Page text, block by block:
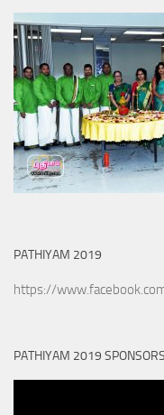
PATHIYAM 2019
https://
PATHIYAM 2019 SPONSORS